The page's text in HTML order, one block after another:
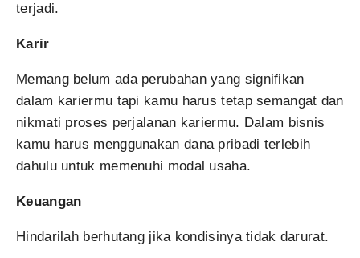
terjadi.
Karir
Memang belum ada perubahan yang signifikan
dalam kariermu tapi kamu harus tetap semangat dan
nikmati proses perjalanan kariermu. Dalam bisnis
kamu harus menggunakan dana pribadi terlebih
dahulu untuk memenuhi modal usaha.
Keuangan
Hindarilah berhutang jika kondisinya tidak darurat.